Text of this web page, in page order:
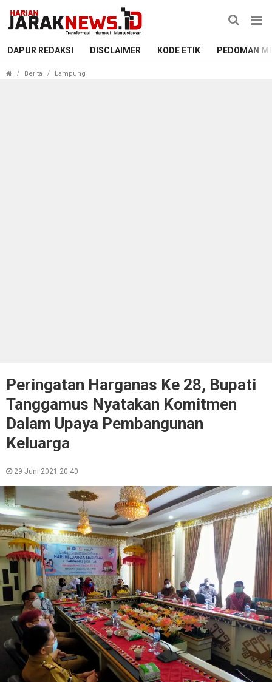
DAPUR REDAKSI DISCLAIMER KODE ETIK PEDOMAN
Berita Lampung
Peringatan Harganas Ke 28, Bupati
Tanggamus Nyatakan Komitmen
Dalam Upaya Pembangunan
Keluarga
29 Juni 2021 20:40